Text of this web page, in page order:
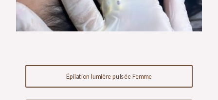
Épilation lumière pulsée Femme